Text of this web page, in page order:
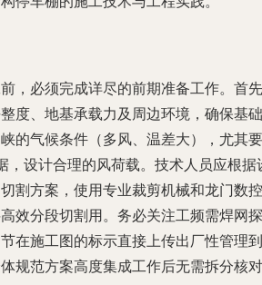
，必须完成详尽的前期准备工作。首先
度、地基承载力及周边环境，确保基础
的气候条件（多风、温差大），尤其要
，设计合理的风荷载。技术人员应根据
割方案，使用专业裁剪机械和龙门数控
效分段切割用。务必关注工频需焊网探
在施工图的标示直接上传出厂性管理到
规范方案高度集成工作后无需拆分核对